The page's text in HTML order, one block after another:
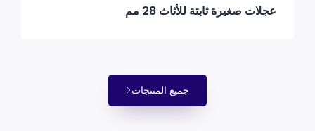
عجلات صغيرة ثابتة للأثاث 28 مم
جميع المنتجات